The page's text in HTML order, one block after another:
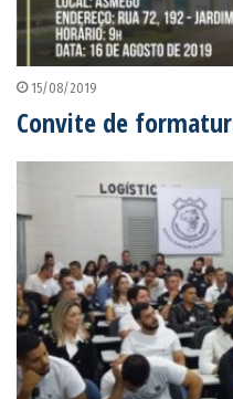
15/08/2019
Convite de